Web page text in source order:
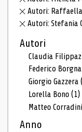
Autori:
Autori: Stefania
Autori
Claudia
Federico
Giorgio Gazzera
Lorella Bono(1)
Matteo
Anno